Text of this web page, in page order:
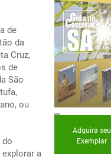
de
da
Cruz,
de
São
ou
do
a
Adquira seu
Exemplar